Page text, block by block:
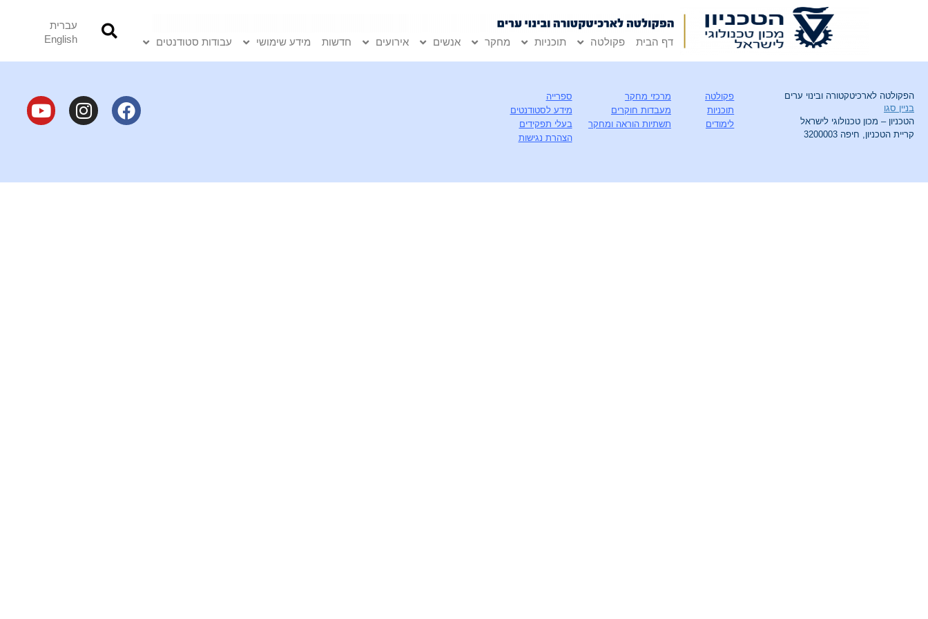
דף הבית פקולטה תוכניות מחקר אנשים אירועים חדשות מידע שימושי עבודות סטודנטים
עברית
English
הפקולטה לארכיטקטורה ובינוי ערים
בניין סגו
הטכניון – מכון טכנולוגי לישראל
קריית הטכניון, חיפה 3200003
פקולטה
תוכניות
לימודים
מרכזי מחקר
מעבדות חוקרים
תשתיות הוראה ומחקר
ספרייה
מידע לסטודנטים
בעלי תפקידים
הצהרת נגישות